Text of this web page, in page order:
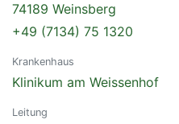
74189 Weinsberg
+49 (7134) 75 1320
Krankenhaus
Klinikum am Weissenhof
Leitung